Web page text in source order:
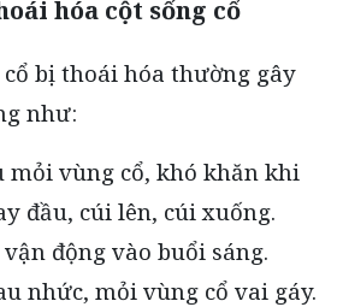
hóa cột sống cổ
bị thoái hóa thường gây
như:
mỏi vùng cổ, khó khăn khi
đầu, cúi lên, cúi xuống.
động vào buổi sáng.
nhức, mỏi vùng cổ vai gáy.